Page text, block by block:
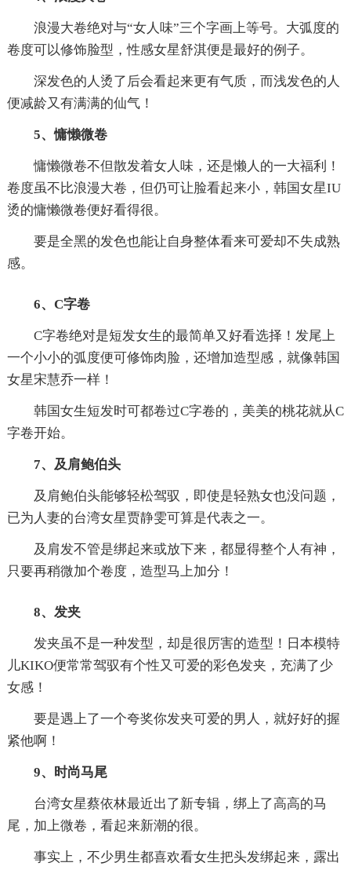
浪漫大卷绝对与“女人味”三个字画上等号。大弧度的
卷度可以修饰脸型，性感女星舒淇便是最好的例子。
深发色的人烫了后会看起来更有气质，而浅发色的人
便减龄又有满满的仙气！
5、慵懒微卷
慵懒微卷不但散发着女人味，还是懒人的一大福利！
卷度虽不比浪漫大卷，但仍可让脸看起来小，韩国女星IU
烫的慵懒微卷便好看得很。
要是全黑的发色也能让自身整体看来可爱却不失成熟
感。
6、C字卷
C字卷绝对是短发女生的最简单又好看选择！发尾上
一个小小的弧度便可修饰肉脸，还增加造型感，就像韩国
女星宋慧乔一样！
韩国女生短发时可都卷过C字卷的，美美的桃花就从C
字卷开始。
7、及肩鲍伯头
及肩鲍伯头能够轻松驾驭，即使是轻熟女也没问题，
已为人妻的台湾女星贾静雯可算是代表之一。
及肩发不管是绑起来或放下来，都显得整个人有神，
只要再稍微加个卷度，造型马上加分！
8、发夹
发夹虽不是一种发型，却是很厉害的造型！日本模特
儿KIKO便常常驾驭有个性又可爱的彩色发夹，充满了少
女感！
要是遇上了一个夸奖你发夹可爱的男人，就好好的握
紧他啊！
9、时尚马尾
台湾女星蔡依林最近出了新专辑，绑上了高高的马
尾，加上微卷，看起来新潮的很。
事实上，不少男生都喜欢看女生把头发绑起来，露出